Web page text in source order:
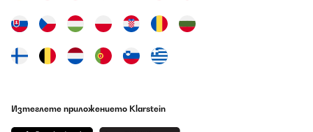
Изтеглете приложението Klarstein